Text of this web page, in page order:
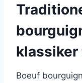
klassiker
Boeuf